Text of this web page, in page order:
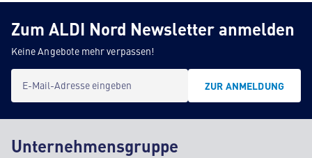
Zum ALDI Nord Newsletter anmelden
Keine Angebote mehr verpassen!
E-Mail-Adresse eingeben ZUR ANMELDUNG
Unternehmensgruppe